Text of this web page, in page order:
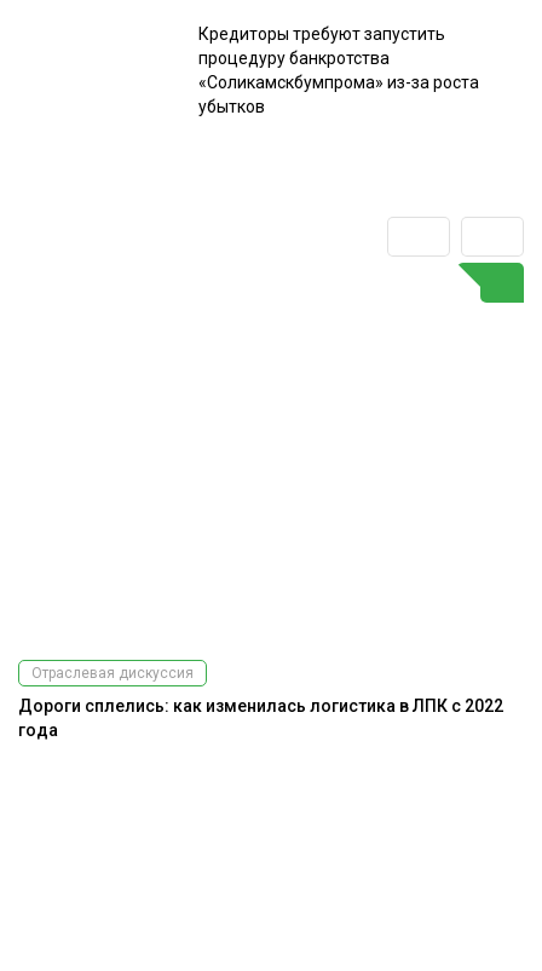
Кредиторы требуют запустить
процедуру банкротства
«Соликамскбумпрома» из-за роста
убытков
Отраслевая дискуссия
Дороги сплелись: как изменилась логистика в ЛПК с 2022
года